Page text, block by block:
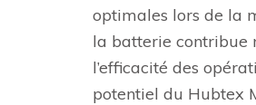
optimales lors de la
la batterie contribue
l’efficacité des
potentiel du Hubtex